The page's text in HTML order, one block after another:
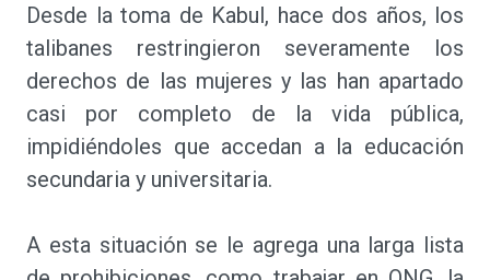
Desde la toma de Kabul, hace dos años, los
talibanes restringieron severamente los
derechos de las mujeres y las han apartado
casi por completo de la vida pública,
impidiéndoles que accedan a la educación
secundaria y universitaria.
A esta situación se le agrega una larga lista